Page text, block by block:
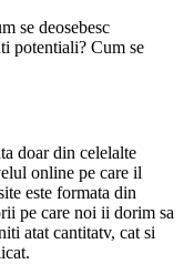
se deosebesc
potentiali? Cum se
doar din celelalte
online pe care il
este formata din
pe care noi ii dorim sa
atat cantitatv, cat si